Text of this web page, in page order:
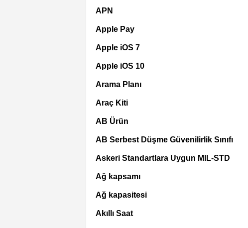
APN
Apple Pay
Apple iOS 7
Apple iOS 10
Arama Planı
Araç Kiti
AB Ürün
AB Serbest Düşme Güvenilirlik Sınıfı
Askeri Standartlara Uygun MIL-STD
Ağ kapsamı
Ağ kapasitesi
Akıllı Saat